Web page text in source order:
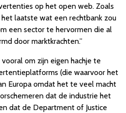
op het open web. Zoals
laatste wat een rechtbank zou
een sector te hervormen die al
door marktkrachten.”
om zijn eigen hachje te
(die waarvoor het
Europa omdat het te veel macht
dat de industrie het
dat de Department of Justice